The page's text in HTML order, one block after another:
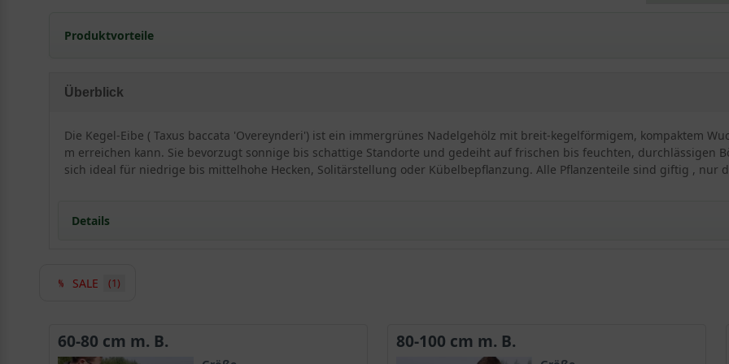
Produktvorteile
verzeiht jeglichen Rückschnitt
sehr langlebig und pflegeleicht
extrem robust und anspruchslos
starke, widerstandsfähige Wurzeln
verträgt keine extreme Trockenheit
Überblick
Die Kegel-Eibe ( Taxus baccata 'Overeynderi') ist ein immergrünes Nadelgehölz mit breit-kegelförmigem, kompaktem
m erreichen kann. Sie bevorzugt sonnige bis schattige Standorte und gedeiht auf frischen bis feuchten, durchlässigen
sich ideal für niedrige bis mittelhohe Hecken, Solitärstellung oder Kübelbepflanzung. Alle Pflanzenteile sind giftig , nur
Details
Detaillierte Informationen Kegel-Eibe / Taxus baccata 'Overeynderi'
windfeste und standorttolerante Pflanze. Durch ihre pflegeleichte und anspruchslose Art zählt sie unter den Gärtnern
Eibe hebt sich von anderen Pflanzen durch ihre Langlebigkeit ab. Der sehr kompakte Wuchs und die große
SALE (1)
60-80 cm m. B. 80-100 cm m. B.